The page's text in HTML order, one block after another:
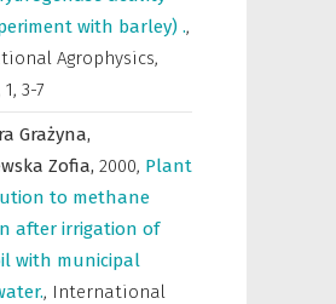
with barley) .,
Agrophysics,
1, 3-7
Grażyna,
Zofia, 2000, Plant
to methane
after irrigation of
with municipal
, International